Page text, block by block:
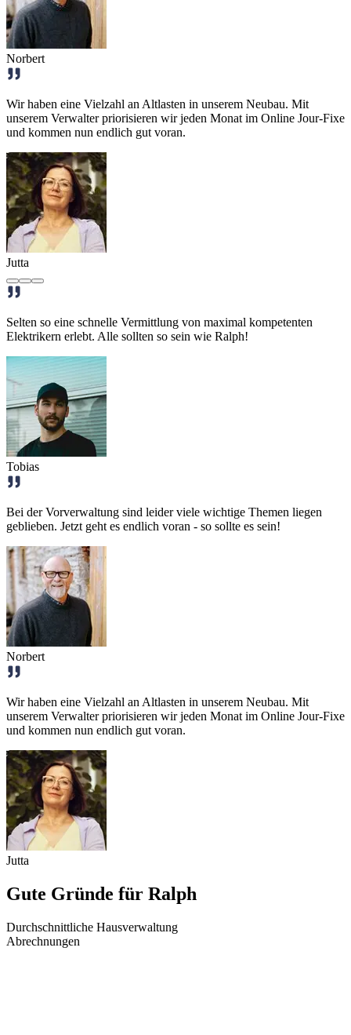
Norbert
Wir haben eine Vielzahl an Altlasten in unserem Neubau. Mit
unserem Verwalter priorisieren wir jeden Monat im Online Jour-Fixe
und kommen nun endlich gut voran.
Jutta
Selten so eine schnelle Vermittlung von maximal kompetenten
Elektrikern erlebt. Alle sollten so sein wie Ralph!
Tobias
Bei der Vorverwaltung sind leider viele wichtige Themen liegen
geblieben. Jetzt geht es endlich voran - so sollte es sein!
Norbert
Wir haben eine Vielzahl an Altlasten in unserem Neubau. Mit
unserem Verwalter priorisieren wir jeden Monat im Online Jour-Fixe
und kommen nun endlich gut voran.
Jutta
Gute Gründe für Ralph
Durchschnittliche Hausverwaltung
Abrechnungen